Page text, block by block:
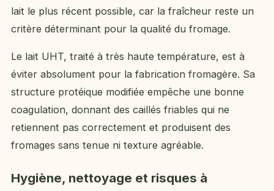
lait le plus récent possible, car la fraîcheur reste un
critère déterminant pour la qualité du fromage.
Le lait UHT, traité à très haute température, est à
éviter absolument pour la fabrication fromagère. Sa
structure protéique modifiée empêche une bonne
coagulation, donnant des caillés friables qui ne
retiennent pas correctement et produisent des
fromages sans tenue ni texture agréable.
Hygiène, nettoyage et risques à